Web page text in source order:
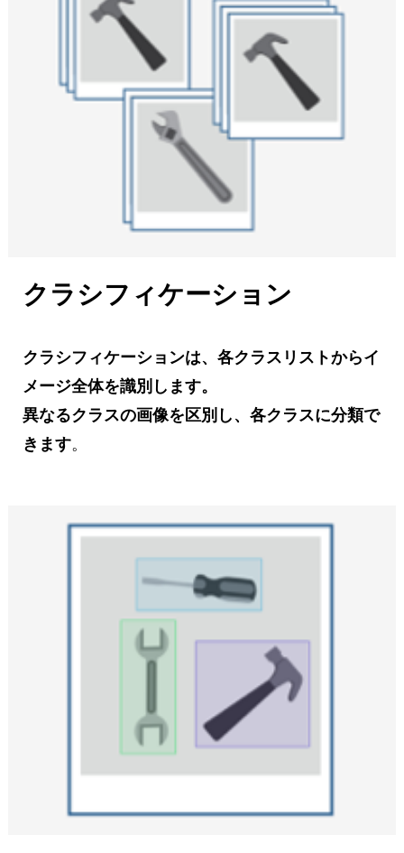
クラシフィケーション
クラシフィケーションは、各クラスリストからイ
メージ全体を識別します。
異なるクラスの画像を区別し、各クラスに分類で
きます。